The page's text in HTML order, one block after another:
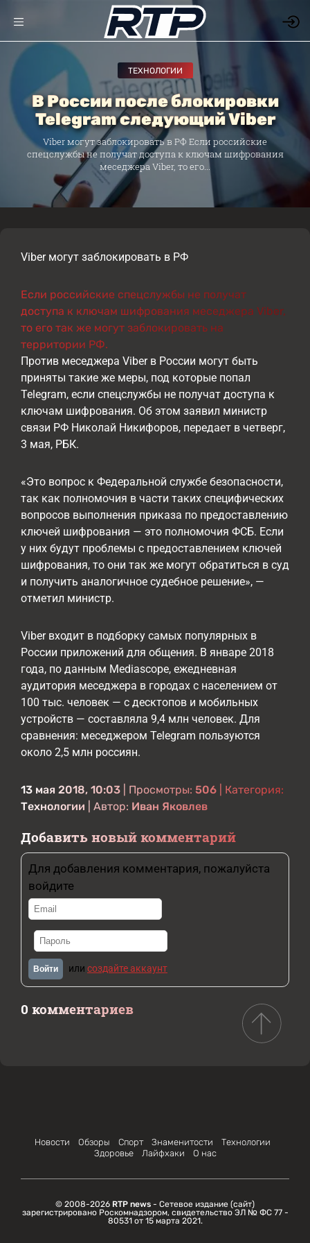
ТЕХНОЛОГИИ
В России после блокировки
Telegram следующий Viber
Viber могут заблокировать в РФ Если российские
спецслужбы не получат доступа к ключам шифрования
меседжера Viber, то его...
Viber могут заблокировать в РФ
Если российские спецслужбы не получат
доступа к ключам шифрования меседжера Viber,
то его так же могут заблокировать на
территории РФ.
Против меседжера Viber в России могут быть
приняты такие же меры, под которые попал
Telegram, если спецслужбы не получат доступа к
ключам шифрования. Об этом заявил министр
связи РФ Николай Никифоров, передает в четверг,
3 мая, РБК.
«Это вопрос к Федеральной службе безопасности,
так как полномочия в части таких специфических
вопросов выполнения приказа по предоставлению
ключей шифрования — это полномочия ФСБ. Если
у них будут проблемы с предоставлением ключей
шифрования, то они так же могут обратиться в суд
и получить аналогичное судебное решение», —
отметил министр.
Viber входит в подборку самых популярных в
России приложений для общения. В январе 2018
года, по данным Mediascope, ежедневная
аудитория меседжера в городах с населением от
100 тыс. человек — с десктопов и мобильных
устройств — составляла 9,4 млн человек. Для
сравнения: меседжером Telegram пользуются
около 2,5 млн россиян.
13 мая 2018, 10:03 | Просмотры: 506 | Категория:
Технологии | Автор: Иван Яковлев
Добавить новый комментарий
Для добавления комментария, пожалуйста
войдите
Войти или создайте аккаунт
0 комментариев
Новости Обзоры Спорт Знаменитости
Технологии
Здоровье
Лайфхаки О нас
© 2008-2026 RTP news - Сетевое издание (сайт)
зарегистрировано Роскомнадзором, свидетельство ЭЛ № ФС 77 -
80531 от 15 марта 2021.